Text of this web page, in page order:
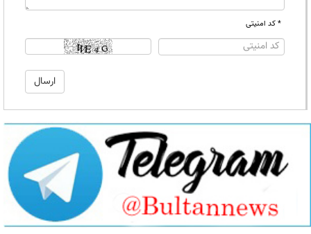
* کد امنیتی